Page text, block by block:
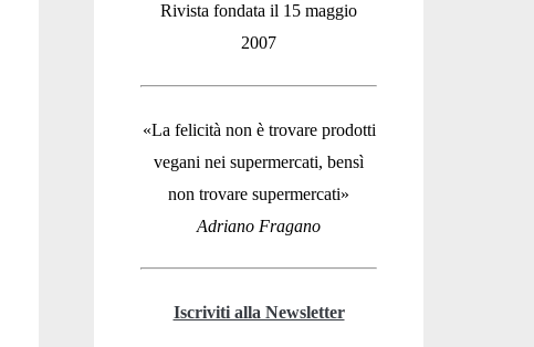
Rivista fondata il 15 maggio
2007
«La felicità non è trovare prodotti
vegani nei supermercati, bensì
non trovare supermercati»
Adriano Fragano
Iscriviti alla Newsletter